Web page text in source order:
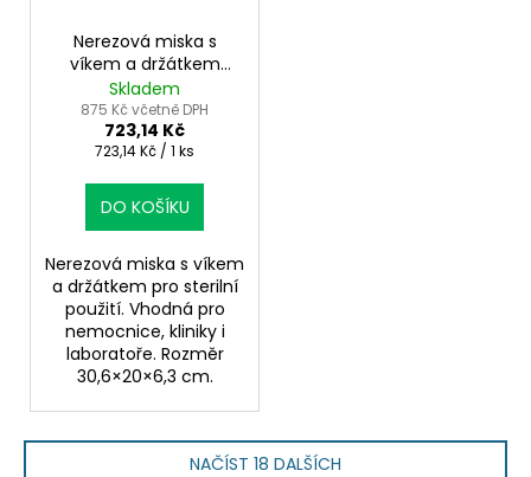
Nerezová miska s
víkem a držátkem
30,6×20×6,3cm –
sterilní uchovávání
Skladem
875 Kč včetně DPH
723,14 Kč
Měrná
723,14 Kč / 1 ks
DO KOŠÍKU
Nerezová miska s víkem
a držátkem pro sterilní
použití. Vhodná pro
nemocnice, kliniky i
laboratoře. Rozměr
30,6×20×6,3 cm.
NAČÍST 18 DALŠÍCH